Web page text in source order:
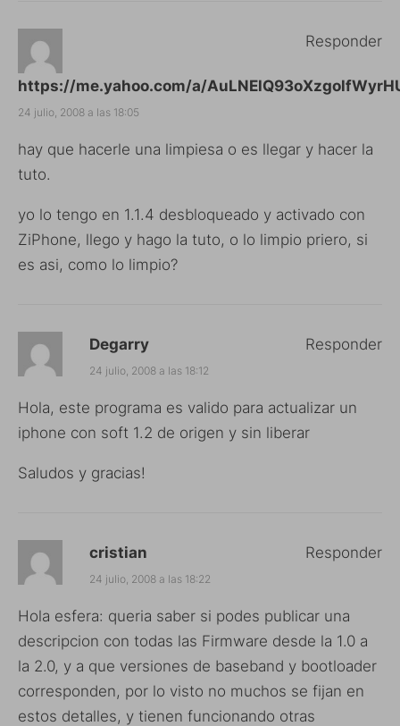
https://me.yahoo.com/a/
24 julio, 2008 a las 18:05
hay que hacerle una limpiesa o es llegar y hacer la
tuto.
yo lo tengo en 1.1.4 desbloqueado y activado con
ZiPhone, llego y hago la tuto, o lo limpio priero, si
es asi, como lo limpio?
Responder
Degarry
24 julio, 2008 a las 18:12
Hola, este programa es valido para actualizar un
iphone con soft 1.2 de origen y sin liberar
Saludos y gracias!
Responder
cristian
24 julio, 2008 a las 18:22
Hola esfera: queria saber si podes publicar una
descripcion con todas las Firmware desde la 1.0 a
la 2.0, y a que versiones de baseband y bootloader
corresponden, por lo visto no muchos se fijan en
estos detalles, y tienen funcionando otras
Responder